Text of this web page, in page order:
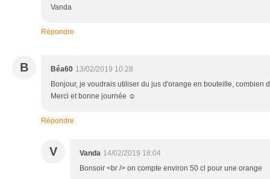
Vanda
Répondre
B Béa60 13/02/2019 10:28
Bonjour, je voudrais utiliser du jus d'orange en bouteille, combien
Merci et bonne journée ☺
Répondre
V Vanda 14/02/2019 18:04
Bonsoir <br /> on compte environ 50 cl pour une orange